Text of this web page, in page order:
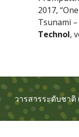
2017,
Tsunami
Technol,
วารสารระดับชา